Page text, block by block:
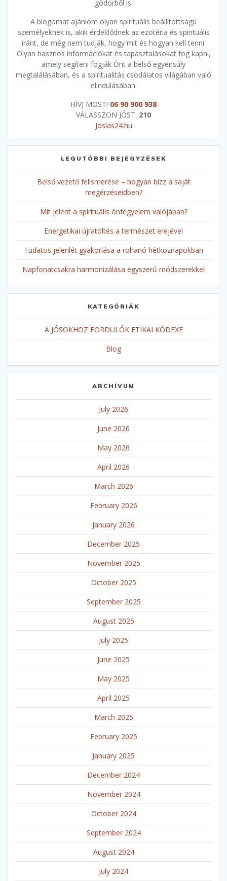
gödörből is.
A blogomat ajánlom olyan spirituális beállítottságú
személyeknek is, akik érdeklődnek az ezotéria és spirituális
iránt, de még nem tudják, hogy mit és hogyan kell tenni.
Olyan hasznos információkat és tapasztalásokat fog kapni,
amely segíteni fogják Önt a belső egyensúly
megtalálásában, és a spiritualitás csodálatos világában való
elindulásában.
HÍVJ MOST! 06 90 900 938
VÁLASSZON JÓST: 210
Joslas24.hu
LEGUTÓBBI BEJEGYZÉSEK
Belső vezető felismerése – hogyan bízz a saját
megérzéseidben?
Mit jelent a spirituális önfegyelem valójában?
Energetikai újratöltés a természet erejével
Tudatos jelenlét gyakorlása a rohanó hétköznapokban
Napfonatcsakra harmonizálása egyszerű módszerekkel
KATEGÓRIÁK
A JÓSOKHOZ FORDULÓK ETIKAI KÓDEXE
Blog
ARCHÍVUM
July 2026
June 2026
May 2026
April 2026
March 2026
February 2026
January 2026
December 2025
November 2025
October 2025
September 2025
August 2025
July 2025
June 2025
May 2025
April 2025
March 2025
February 2025
January 2025
December 2024
November 2024
October 2024
September 2024
August 2024
July 2024